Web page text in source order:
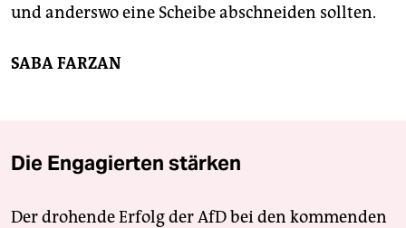
und anderswo eine Scheibe abschneiden sollten.
SABA FARZAN
Die Engagierten stärken
Der drohende Erfolg der AfD bei den kommenden